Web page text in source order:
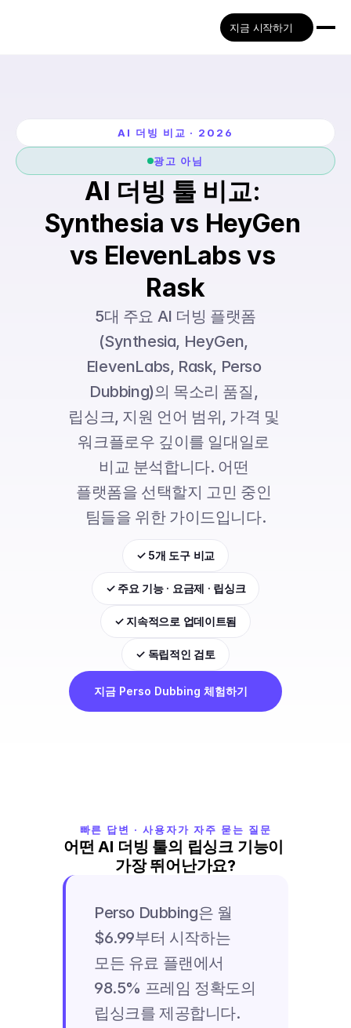
지금 시작하기
AI 더빙 비교 · 2026
광고 아님
AI 더빙 툴 비교:
Synthesia vs HeyGen
vs ElevenLabs vs
Rask
5대 주요 AI 더빙 플랫폼
(Synthesia, HeyGen,
ElevenLabs, Rask, Perso
Dubbing)의 목소리 품질,
립싱크, 지원 언어 범위, 가격 및
워크플로우 깊이를 일대일로
비교 분석합니다. 어떤
플랫폼을 선택할지 고민 중인
팀들을 위한 가이드입니다.
✓ 5개 도구 비교
✓ 주요 기능 · 요금제 · 립싱크
✓ 지속적으로 업데이트됨
✓ 독립적인 검토
지금 Perso Dubbing 체험하기
빠른 답변 · 사용자가 자주 묻는 질문
어떤 AI 더빙 툴의 립싱크 기능이
가장 뛰어난가요?
Perso Dubbing은 월
$6.99부터 시작하는
모든 유료 플랜에서
98.5% 프레임 정확도의
립싱크를 제공합니다.